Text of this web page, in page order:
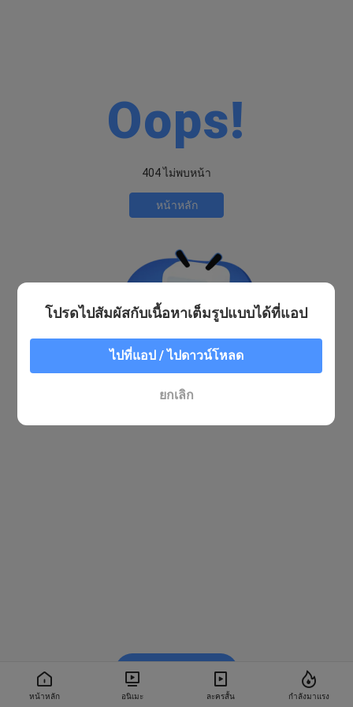
หน้าหลัก อนิเมะ ละครสั้น กำลังมาแรง
Oops!
404 ไม่พบหน้า
หน้าหลัก
โปรดไปสัมผัสกับเนื้อหาเต็มรูปแบบได้ที่แอป
ไปที่แอป / ไปดาวน์โหลด
ยกเลิก
รับชมใน BiliBili